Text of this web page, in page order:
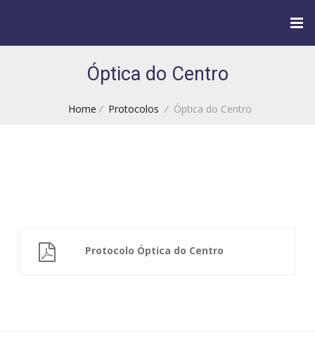
Óptica do Centro
Home / Protocolos /Óptica do Centro
Protocolo Óptica do Centro